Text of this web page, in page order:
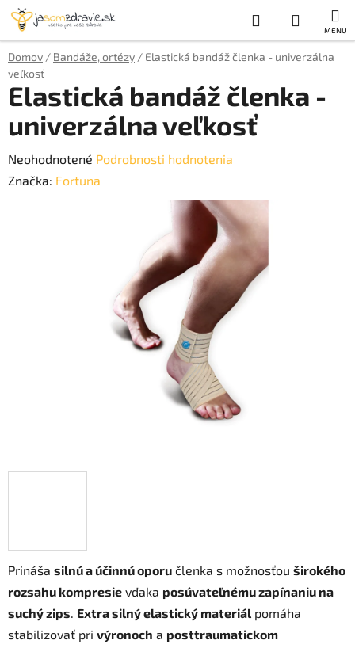
Prejsť
obsah
Hľadať
KOŠÍK
Domov / Bandáže, ortézy / Elastická bandáž členka - univerzálna
veľkosť
Prináša silnú a účinnú oporu členka s možnosťou širokého
rozsahu kompresie vďaka posúvateľnému zapínaniu na
suchý zips. Extra silný elastický materiál pomáha
stabilizovať pri výronoch a posttraumatickom
Elastická bandáž členka -
univerzálna veľkosť
Priemerné
hodnotenie
Neohodnotené Podrobnosti hodnotenia
Značka: Fortuna